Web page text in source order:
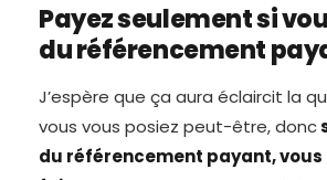
Payez seulement si
du référencement
J’espère que ça aura éclaircit la
vous vous posiez peut-être, donc
du référencement payant, vous